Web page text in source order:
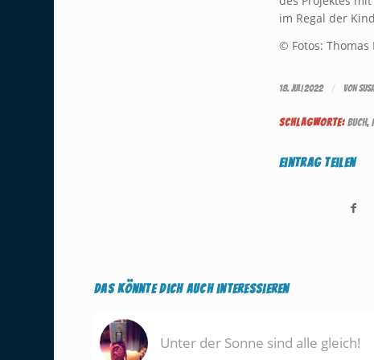
im Regal der
© Fotos: Thomas
18. JULI 2022 / VON
SCHLAGWORTE: BUCH,
Eintrag teilen
Das könnte Dich auch interessieren
Unter der Sonne sind alle gleich!